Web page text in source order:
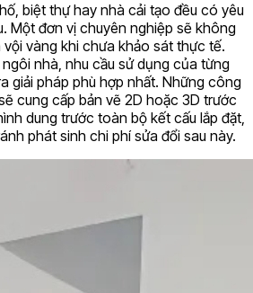
biệt thự hay nhà cải tạo đều có yêu
Một đơn vị chuyên nghiệp sẽ không
vàng khi chưa khảo sát thực tế.
nhà, nhu cầu sử dụng của từng
giải pháp phù hợp nhất. Những công
cung cấp bản vẽ 2D hoặc 3D trước
dung trước toàn bộ kết cấu lắp đặt,
phát sinh chi phí sửa đổi sau này.